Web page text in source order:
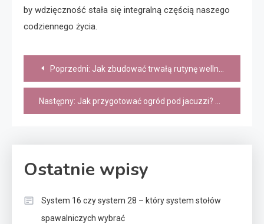
by wdzięczność stała się integralną częścią naszego
codziennego życia.
Nawigacja
wpisu
Poprzedni: Jak zbudować trwałą rutynę wellness
Następny: Jak przygotować ogród pod jacuzzi? Podłoże, przyłącza, strefa prywatności – kompletny poradnik
Ostatnie wpisy
System 16 czy system 28 – który system stołów
spawalniczych wybrać